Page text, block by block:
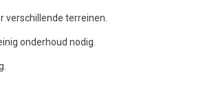
verschillende terreinen.
onderhoud nodig.